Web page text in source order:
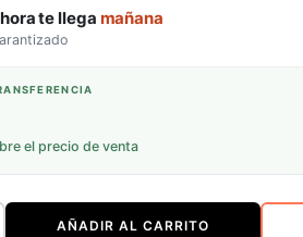
te llega mañana
el precio de venta
AÑADIR AL CARRITO